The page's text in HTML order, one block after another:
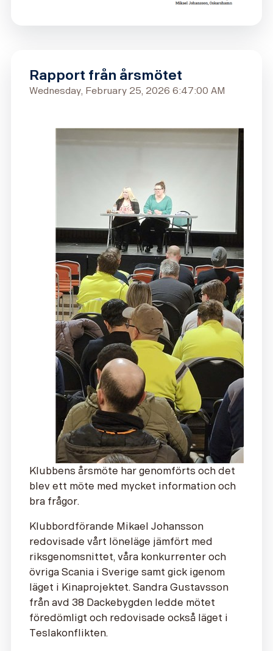
Rapport från årsmötet
Wednesday, February 25, 2026 6:47:00 AM
Klubbens årsmöte har genomförts och det
blev ett möte med mycket information och
bra frågor.
Klubbordförande Mikael Johansson
redovisade vårt löneläge jämfört med
riksgenomsnittet, våra konkurrenter och
övriga Scania i Sverige samt gick igenom
läget i Kinaprojektet. Sandra Gustavsson
från avd 38 Dackebygden ledde mötet
föredömligt och redovisade också läget i
Teslakonflikten.